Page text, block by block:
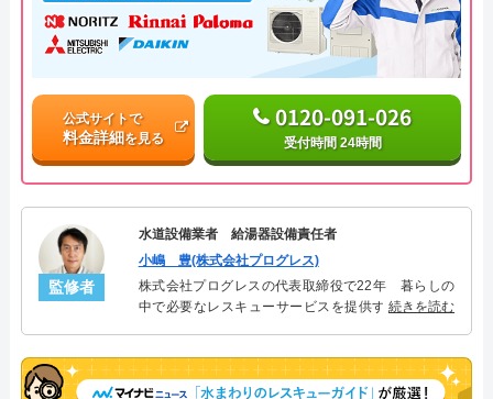
公式サイトで
料金詳細を見る
0120-091-026
受付時間 24時間
監修者
水道設備業者 給湯器設備責任者
小嶋 豊(株式会社プログレス)
株式会社プログレスの代表取締役で22年 暮らしの
中で必要なレスキューサービスを提供する株式会社
決。多くのお客様に信頼される「給湯器」のスペシ
ャリスト。
続きを読む